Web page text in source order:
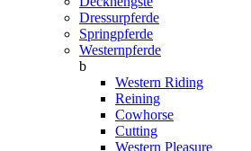
Dressurpferde
Springpferde
Westernpferde
b
Western Riding
Reining
Cowhorse
Cutting
Western Pleasure